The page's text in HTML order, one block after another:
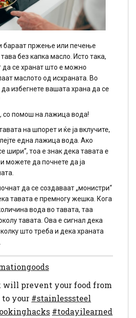
бараат пржење или печење
без капка масло. Исто така,
да се хранат што е можно
маслото од исхраната. Во
да избегнете вашата храна да се
со помош на лажица вода!
на шпорет и ќе ја вклучите,
една лажица вода. Ако
шири“, тоа е знак дека тавата е
можете да почнете да ја
да се создаваат „монистри“
тавата е премногу жешка. Кога
вода во тавата, таа
тавата. Ова е сигнал дека
што треба и дека храната
will prevent your food from
your #stainlesssteel
#todayilearned